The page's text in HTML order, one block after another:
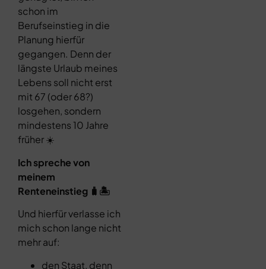
schon im
Berufseinstieg in die
Planung hierfür
gegangen. Denn der
längste Urlaub meines
Lebens soll nicht erst
mit 67 (oder 68?)
losgehen, sondern
mindestens 10 Jahre
früher ☀️
Ich spreche von
meinem
Renteneinstieg 🧳🏝️
Und hierfür verlasse ich
mich schon lange nicht
mehr auf:
den Staat, denn